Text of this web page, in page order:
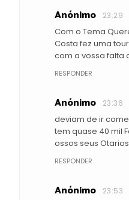
Anónimo 23:29
Com o Tema
Costa fez uma
com a vossa falta
RESPONDER
Anónimo 23:36
deviam de ir
tem quase 40 mil
ossos seus Otarios
RESPONDER
Anónimo 23:53